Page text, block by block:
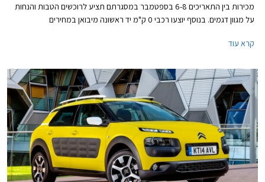
מכירות בין התאריכים 6-8 בספטמבר במסגרתם תציע לרוכשים הטבות והנחות
על מגוון דגמים. בנוסף יוצעו רכבי 0 ק"מ יד ראשונה מיבואן במחירים
אטרקטיביים עם הבטחה לקבלת הרכב הנרכש עד חג ראש השנה (20
בספטמבר).
קרא עוד